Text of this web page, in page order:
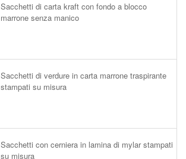
Sacchetti di carta kraft con fondo a blocco
marrone senza manico
Sacchetti di verdure in carta marrone traspirante
stampati su misura
Sacchetti con cerniera in lamina di mylar stampati
su misura